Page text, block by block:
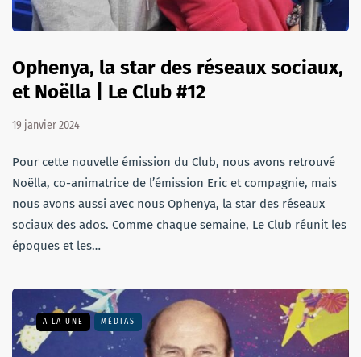
Ophenya, la star des réseaux sociaux,
et Noëlla | Le Club #12
19 janvier 2024
Pour cette nouvelle émission du Club, nous avons retrouvé
Noëlla, co-animatrice de l’émission Eric et compagnie, mais
nous avons aussi avec nous Ophenya, la star des réseaux
sociaux des ados. Comme chaque semaine, Le Club réunit les
époques et les…
A LA UNE MÉDIAS